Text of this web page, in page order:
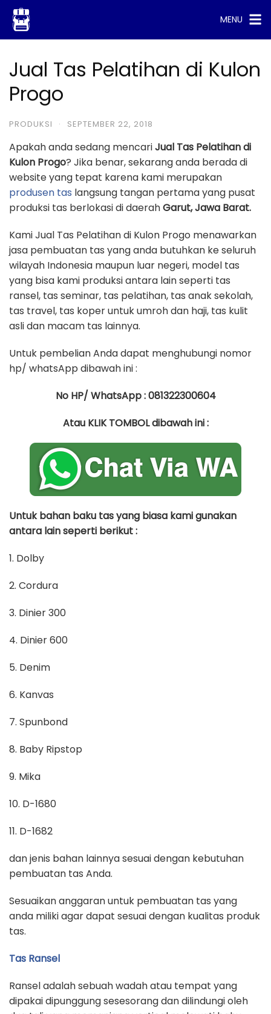
Skip
content
MENU
Jual Tas Pelatihan di Kulon
Progo
PRODUKSI · SEPTEMBER 22, 2018
Apakah anda sedang mencariJual Tas Pelatihan di
Kulon Progo? Jika benar, sekarang anda berada di
website yang tepat karena kami merupakan
produsen tas langsung tangan pertama yang pusat
produksi tas berlokasi di daerahGarut, Jawa Barat.
Kami Jual Tas Pelatihan di Kulon Progo menawarkan
jasa pembuatan tas yang anda butuhkan ke seluruh
wilayah Indonesia maupun luar negeri, model tas
yang bisa kami produksi antara lain seperti tas
ransel, tas seminar, tas pelatihan, tas anak sekolah,
tas travel, tas koper untuk umroh dan haji, tas kulit
asli dan macam tas lainnya.
Untuk pembelian Anda dapat menghubungi nomor
hp/ whatsApp dibawah ini :
No HP/ WhatsApp : 081322300604
Atau KLIK TOMBOL dibawah ini :
Untuk bahan baku tas yang biasa kami gunakan
antara lain seperti berikut :
1. Dolby
2. Cordura
3. Dinier 300
4. Dinier 600
5. Denim
6. Kanvas
7. Spunbond
8. Baby Ripstop
9. Mika
10. D-1680
11. D-1682
dan jenis bahan lainnya sesuai dengan kebutuhan
pembuatan tas Anda.
Sesuaikan anggaran untuk pembuatan tas yang
anda miliki agar dapat sesuai dengan kualitas produk
tas.
Tas Ransel
Ransel adalah sebuah wadah atau tempat yang
dipakai dipunggung sesesorang dan dilindungi oleh